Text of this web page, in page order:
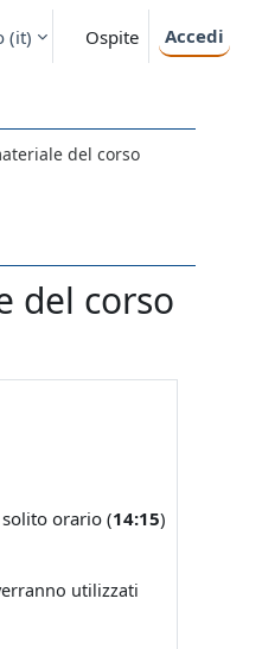
‎(it)‎ Ospite Accedi
del corso
del corso
orario (14:15)
utilizzati